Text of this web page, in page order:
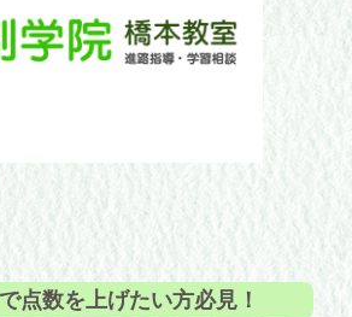
点数を上げたい方必見！